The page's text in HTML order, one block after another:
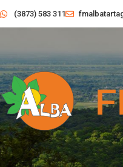
(3873) 583 311